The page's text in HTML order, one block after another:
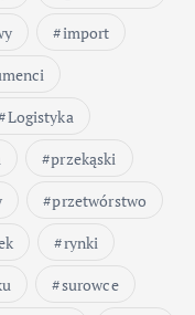
import
Logistyka
przekąski
przetwórstwo
rynki
surowce